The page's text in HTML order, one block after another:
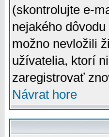
(skontrolujte e-
nejakého
možno nevložili
užívatelia, ktorí
zaregistrovať
Návrat hore